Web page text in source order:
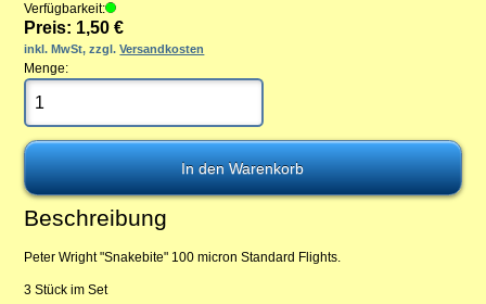
Verfügbarkeit:
Preis: 1,50 €
inkl. MwSt, zzgl.Versandkosten
Menge:
Beschreibung
Peter Wright "Snakebite" 100 micron Standard Flights.
3 Stück im Set